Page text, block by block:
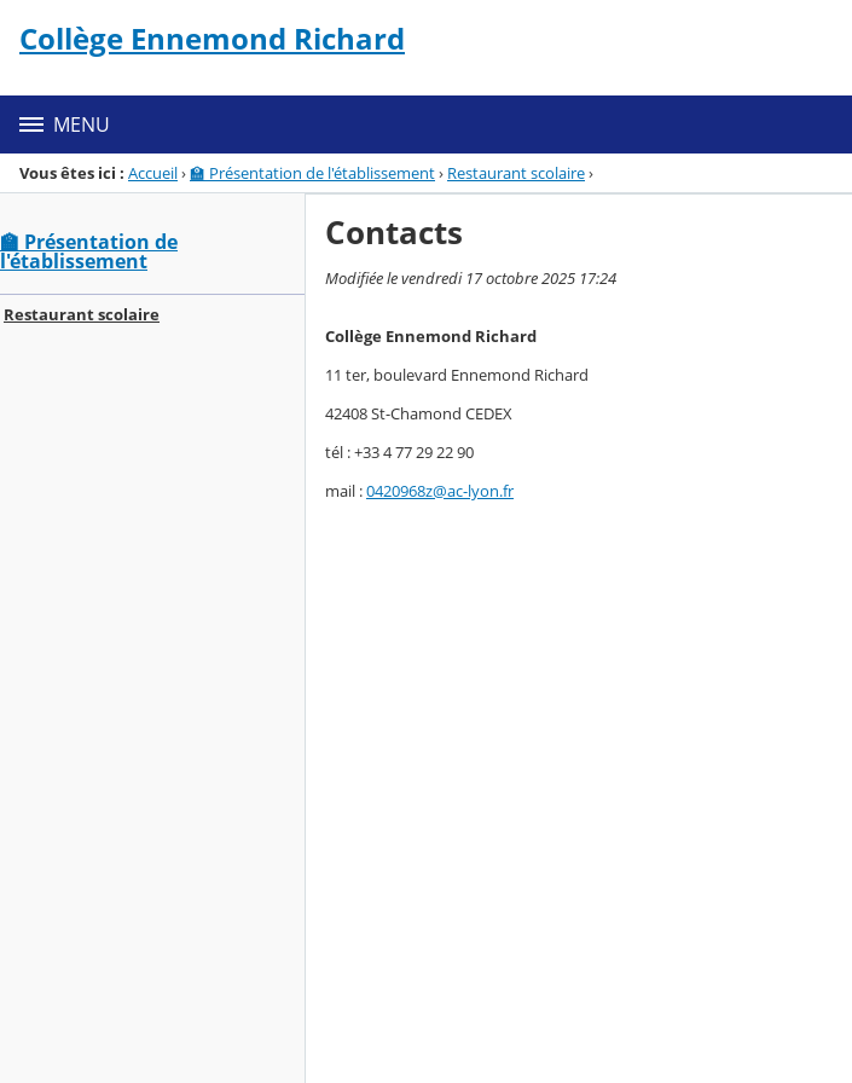
Menu de la rubrique
Contenu
Collège Ennemond Richard
MENU
Vous êtes ici : Accueil›🏫 Présentation de l'établissement› Restaurant scolaire›
🏫 Présentation de
l'établissement
Restaurant scolaire
Contacts
Modifiée le vendredi 17 octobre 2025 17:24
Collège Ennemond Richard
11 ter, boulevard Ennemond Richard
42408 St-Chamond CEDEX
tél : +33 4 77 29 22 90
mail :0420968z@ac-lyon.fr